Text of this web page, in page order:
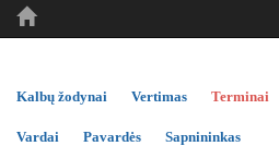
Kalbų žodynai Vertimas Terminai
Vardai Pavardės Sapnininkas